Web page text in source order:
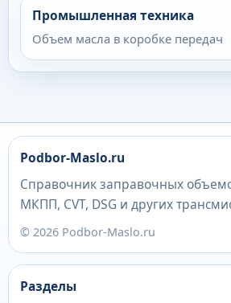
Промышленная техника
Объем масла в коробке передач
Podbor-Maslo.ru
Справочник заправочных
МКПП, CVT, DSG и других
© 2026 Podbor-Maslo.ru
Разделы